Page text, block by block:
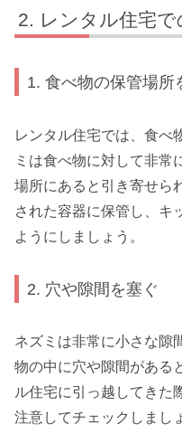
レンタル住宅
1. 食べ物の保管場所
レンタル住宅では、食べ
ミは食べ物に対して非常
場所にあると引き寄せら
された容器に保管し、キ
ようにしましょう。
2. 穴や隙間を塞ぐ
ネズミは非常に小さな隙
物の中に穴や隙間がある
ル住宅に引っ越してきた
注意してチェックしまし